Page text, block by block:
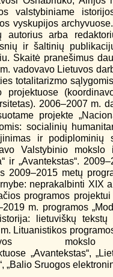
valstybiniame
vyskupijos
autorius arba
ir šaltinių
Skaitė pranešimus
vadovavo Lietuvos
totalitarizmo
projektuose
2006–2007 m.
projekte
socialinių
ir podiplominių
Valstybinio
ir „Avantekstas“.
2009–2015 metų
neprakalbinti XIX
programos
m. programos
lietuviškų
Lituanistikos
mokslo
„Avantekstas“,
„Balio Sruogos